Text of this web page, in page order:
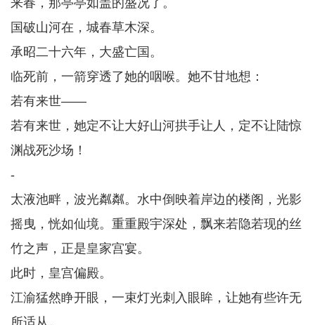
来春，那亭亭如盖的盛况了。
国破山河在，城春草木深。
承昭二十六年，大盛亡国。
临死前，一箭穿透了她的咽喉。她不甘地想：
若有来世——
若有来世，她定不让大好山河拱手让人，定不让陆惊
渊战死沙场！
-
太液池畔，波光粼粼。水中倒映着岸边的楼阁，光影
摇曳，恍如仙境。重重殿宇深处，飘来若隐若现的丝
竹之声，正是皇家宫宴。
此时，皇宫偏殿。
江渝猛然睁开眼，一束灯光刺入眼眸，让她有些许无
所适从。